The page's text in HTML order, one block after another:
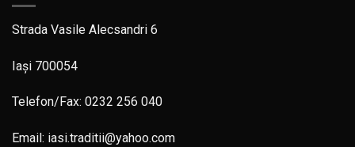
Strada Vasile Alecsandri 6
Iași 700054
Telefon/Fax: 0232 256 040
Email: iasi.traditii@yahoo.com